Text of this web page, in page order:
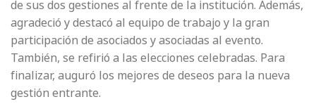
de sus dos gestiones al frente de la institución. Además,
agradeció y destacó al equipo de trabajo y la gran
participación de asociados y asociadas al evento.
También, se refirió a las elecciones celebradas. Para
finalizar, auguró los mejores de deseos para la nueva
gestión entrante.